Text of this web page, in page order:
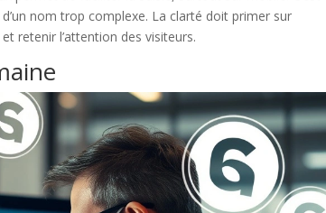
nom trop complexe. La clarté doit primer sur
retenir l’attention des visiteurs.